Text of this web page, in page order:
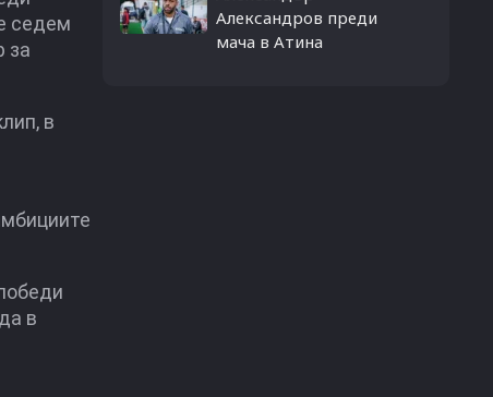
седем
за
в
в
Александров преди
мача в Атина